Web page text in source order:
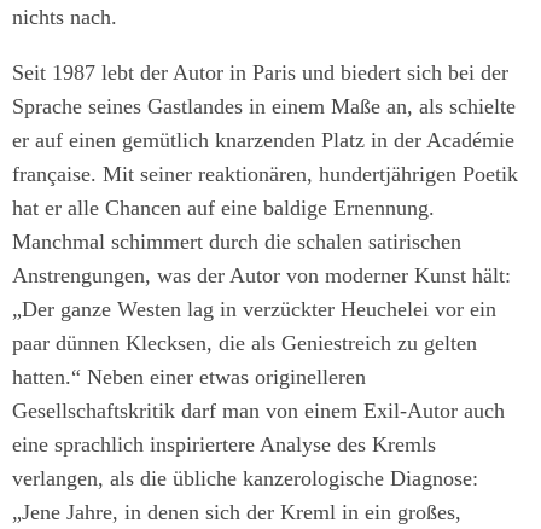
nichts nach.
Seit 1987 lebt der Autor in Paris und biedert sich bei der
Sprache seines Gastlandes in einem Maße an, als schielte
er auf einen gemütlich knarzenden Platz in der Académie
française. Mit seiner reaktionären, hundertjährigen Poetik
hat er alle Chancen auf eine baldige Ernennung.
Manchmal schimmert durch die schalen satirischen
Anstrengungen, was der Autor von moderner Kunst hält:
„Der ganze Westen lag in verzückter Heuchelei vor ein
paar dünnen Klecksen, die als Geniestreich zu gelten
hatten.“ Neben einer etwas originelleren
Gesellschaftskritik darf man von einem Exil-Autor auch
eine sprachlich inspiriertere Analyse des Kremls
verlangen, als die übliche kanzerologische Diagnose:
„Jene Jahre, in denen sich der Kreml in ein großes,